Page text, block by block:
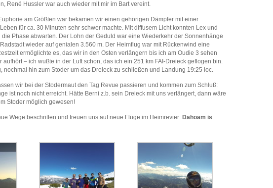
René Hussler war auch wieder mit mir im Bart vereint.
am Größten war bekamen wir einen gehörigen Dämpfer mit einer
für ca. 30 Minuten sehr schwer machte. Mit diffusem Licht konnten Lex und
Phase abwarten. Der Lohn der Geduld war eine Wiederkehr der Sonnenhänge
wieder auf genialen 3.560 m. Der Heimflug war mit Rückenwind eine
ermöglichte es, das wir in den Osten verlängern bis ich am Oudie 3 sehen
aufhört – ich wußte in der Luft schon, das ich ein 251 km FAI-Dreieck geflogen bin.
nochmal hin zum Stoder um das Dreieck zu schließen und Landung 19:25 loc.
wir bei der Stodermaut den Tag Revue passieren und kommen zum Schluß:
ist noch nicht erreicht. Hätte Berni z.b. sein Dreieck mit uns verlängert, dann wäre
Stoder möglich gewesen!
Wege beschritten und freuen uns auf neue Flüge im Heimrevier: Dahoam is